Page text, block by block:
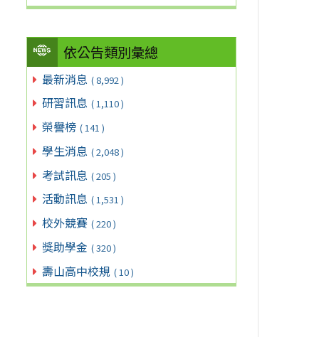
依公告類別彙總
最新消息 ( 8,992 )
研習訊息 ( 1,110 )
榮譽榜 ( 141 )
學生消息 ( 2,048 )
考試訊息 ( 205 )
活動訊息 ( 1,531 )
校外競賽 ( 220 )
獎助學金 ( 320 )
壽山高中校規 ( 10 )